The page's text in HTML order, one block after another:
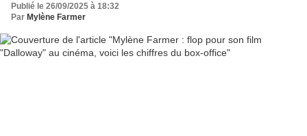
Publié le 26/09/2025 à 18:32
Par Mylène Farmer